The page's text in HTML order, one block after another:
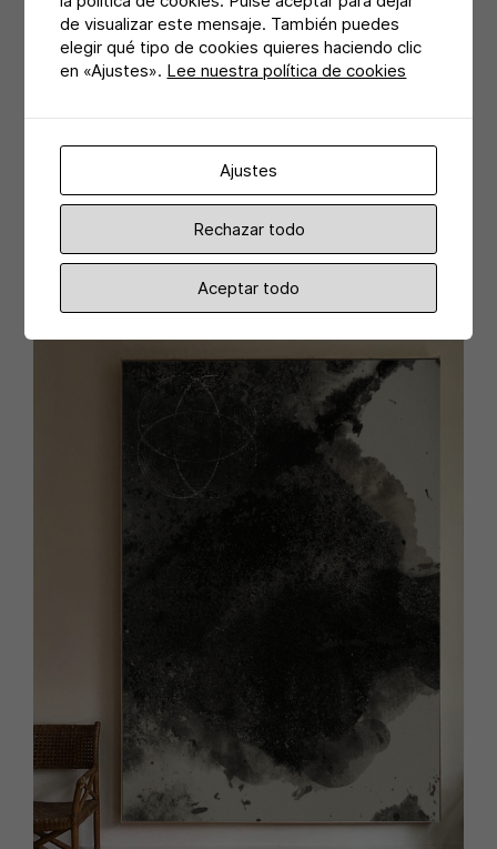
de visualizar este mensaje. También puedes
elegir qué tipo de cookies quieres haciendo clic
en «Ajustes». Lee nuestra política de cookies
Ajustes
Rechazar todo
Aceptar todo